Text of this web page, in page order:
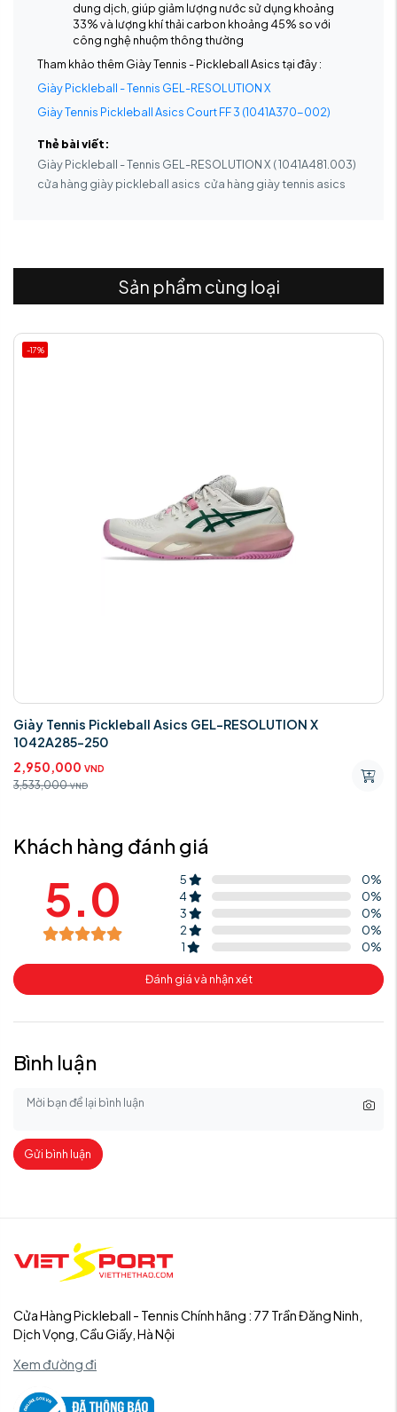
dung dịch, giúp giảm lượng nước sử dụng khoảng
33% và lượng khí thải carbon khoảng 45% so với
công nghệ nhuộm thông thường
Tham khảo thêm Giày Tennis - Pickleball Asics tại đây :
Giày Pickleball - Tennis GEL-RESOLUTION X
Giày Tennis Pickleball Asics Court FF 3 (1041A370-002)
Thẻ bài viết:
Giày Pickleball - Tennis GEL-RESOLUTION X ( 1041A481.003)
cửa hàng giày pickleball asics cửa hàng giày tennis asics
Sản phẩm cùng loại
-17%
Giày Tennis Pickleball Asics GEL-RESOLUTION X
1042A285-250
2,950,000 VND
3,533,000 VND
Khách hàng đánh giá
5.0 5 0%
4
0%
3
0%
2
0%
1
0%
Đánh giá và nhận xét
Bình luận
Gửi bình luận
Cửa Hàng Pickleball - Tennis Chính hãng : 77 Trần Đăng Ninh,
Dịch Vọng, Cầu Giấy, Hà Nội
Xem đường đi